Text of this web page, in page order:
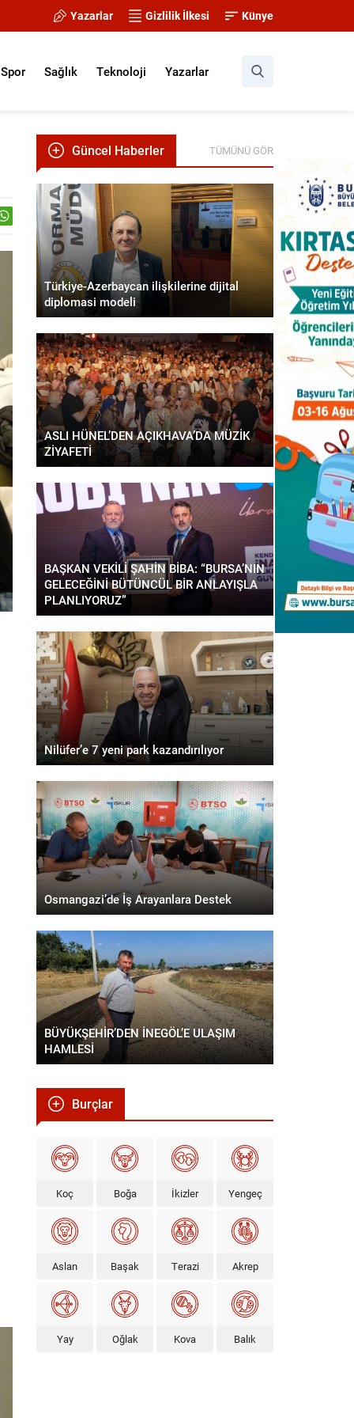
Yazarlar Gizlilik İlkesi Künye
Spor Sağlık Teknoloji Yazarlar
Güncel Haberler TÜMÜNÜ GÖR
Türkiye-Azerbaycan ilişkilerine dijital
diplomasi modeli
ASLI HÜNEL’DEN AÇIKHAVA’DA MÜZİK
ZİYAFETİ
BAŞKAN VEKİLİ ŞAHİN BİBA: “BURSA’NIN
GELECEĞİNİ BÜTÜNCÜL BİR ANLAYIŞLA
PLANLIYORUZ”
Nilüfer’e 7 yeni park kazandırılıyor
Osmangazi’de İş Arayanlara Destek
BÜYÜKŞEHİR’DEN İNEGÖL’E ULAŞIM
HAMLESİ
Burçlar
Koç Boğa İkizler Yengeç
Aslan Başak Terazi Akrep
Yay Oğlak Kova Balık